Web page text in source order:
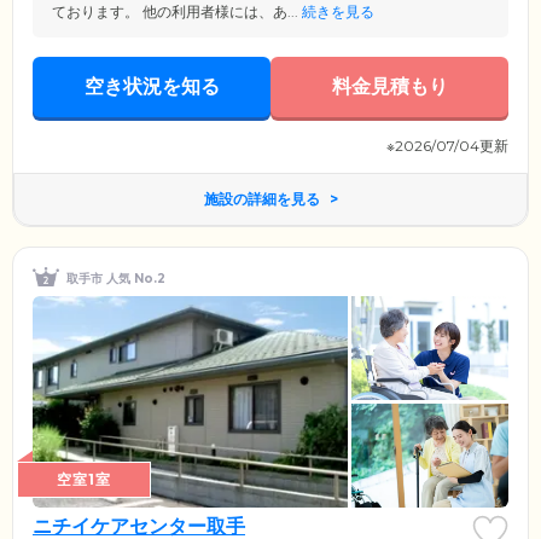
ております。 他の利用者様には、あ... 続きを見る
空き状況を知る 料金見積もり
※2026/07/04更新
施設の詳細を見る
取手市 人気 No.2
空室1室
ニチイケアセンター取手